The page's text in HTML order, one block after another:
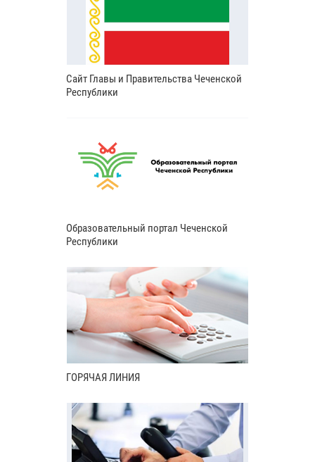
Сайт Главы и Правительства Чеченской
Республики
Образовательный портал Чеченской
Республики
ГОРЯЧАЯ ЛИНИЯ